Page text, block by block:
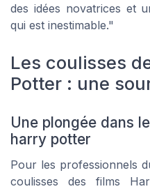
des idées novatrices et
qui est inestimable."
Les coulisses
Potter : une
Une plongée dans
harry potter
Pour les professionnels
coulisses des films